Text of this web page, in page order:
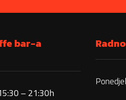
bar-a
– 21:30h